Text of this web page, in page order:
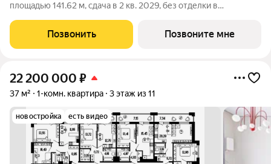
площадью 141.62 м, сдача в 2 кв. 2029, без отделки в
Премиальный дом «Акватория», возводимый на Выборгской
набережной у Кантемировского моста
Позвонить Позвоните мне
22 200 000 ₽
37 м² 1-комн. квартира 3 этаж из 11
новостройка есть видео